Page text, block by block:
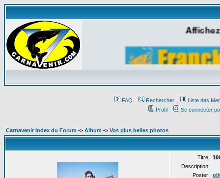
FAQ Rechercher
Liste des
Profil
Se connecter
Carnavenir Index du Forum -> Album -> Vos plus belles photos
Titre:
Description:
Poster: